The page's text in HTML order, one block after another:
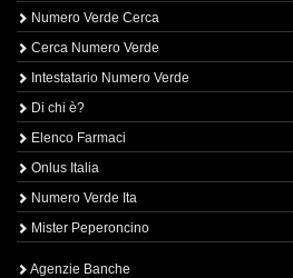
Numero Verde Cerca
Cerca Numero Verde
Intestatario Numero Verde
Di chi è?
Elenco Farmaci
Onlus Italia
Numero Verde Ita
Mister Peperoncino
Agenzie Banche